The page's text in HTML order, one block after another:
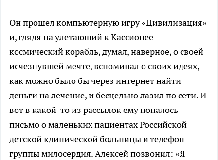
Он прошел компьютерную игру «Цивилизация»
и, глядя на улетающий к Кассиопее
космический корабль, думал, наверное, о своей
исчезнувшей мечте, вспоминал о своих идеях,
как можно было бы через интернет найти
деньги на лечение, и бесцельно лазил по сети. И
вот в какой-то из рассылок ему попалось
письмо о маленьких пациентах Российской
детской клинической больницы и телефон
группы милосердия. Алексей позвонил: «Я